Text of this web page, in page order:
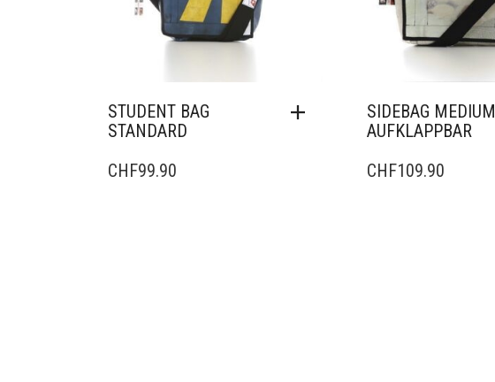
STUDENT BAG
STANDARD
CHF99.90
SIDEBAG MEDIUM
AUFKLAPPBAR
CHF109.90